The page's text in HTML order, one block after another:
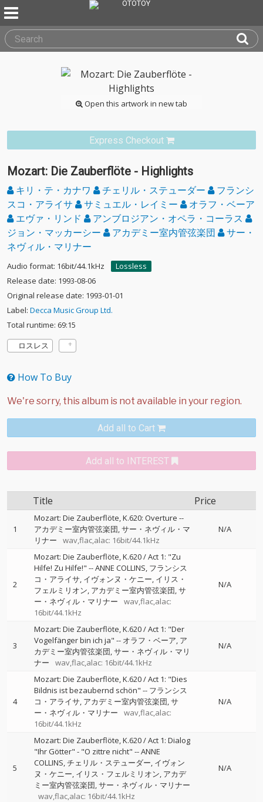
Open this artwork in new tab
Express Checkout
Mozart: Die Zauberflöte - Highlights
キリ・テ・カナワ チェリル・ステューダー
フランシ
スコ・アライサ
サミュエル・レイミー
オラフ・ベーア
エヴァ・リンド
アンブロジアン・オペラ・コーラス
ジョン・マッカーシー
アカデミー室内管弦楽団
サー・
ネヴィル・マリナー
Audio format: 16bit/44.1kHz
Lossless
Release date: 1993-08-06
Original release date: 1993-01-01
Label: Decca Music Group Ltd.
Total runtime: 69:15
ロスレス
How To Buy
Add all to Cart
Add all to INTEREST
Title Price
1
Mozart: Die Zauberflöte, K.620: Overture --
アカデミー室内管弦楽団 サー・ネヴィル・マ
リナー
wav,flac,alac: 16bit/44.1kHz
N/A
2
Mozart: Die Zauberflöte, K.620 / Act 1: "Zu
Hilfe! Zu Hilfe!" --ANNE COLLINS フランシス
コ・アライサ イヴォンヌ・ケニー イリス・
フェルミリオン アカデミー室内管弦楽団 サ
ー・ネヴィル・マリナー
wav,flac,alac:
16bit/44.1kHz
N/A
3
Mozart: Die Zauberflöte, K.620 / Act 1: "Der
Vogelfänger bin ich ja" -- オラフ・ベーア ア
カデミー室内管弦楽団 サー・ネヴィル・マリ
ナー
wav,flac,alac: 16bit/44.1kHz
N/A
4
Mozart: Die Zauberflöte, K.620 / Act 1: "Dies
Bildnis ist bezaubernd schön" -- フランシス
コ・アライサ アカデミー室内管弦楽団 サ
ー・ネヴィル・マリナー
wav,flac,alac:
16bit/44.1kHz
N/A
5
Mozart: Die Zauberflöte, K.620 / Act 1: Dialog
"Ihr Götter" - "O zittre nicht" --ANNE
COLLINS チェリル・ステューダー イヴォン
ヌ・ケニー イリス・フェルミリオン アカデ
ミー室内管弦楽団 サー・ネヴィル・マリナー
wav,flac,alac: 16bit/44.1kHz
N/A